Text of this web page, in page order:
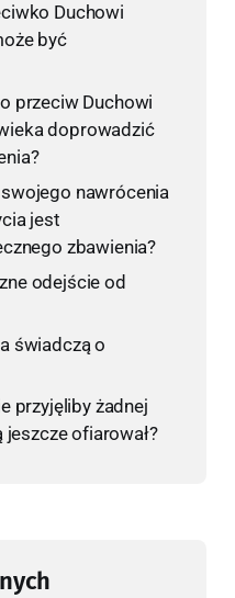
Duchowi
być
przeciw Duchowi
doprowadzić
nawrócenia
jest
zbawienia?
odejście od
świadczą o
przyjęliby żadnej
jeszcze ofiarował?